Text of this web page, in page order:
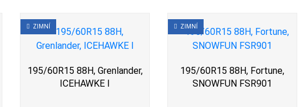
ZIMNÍ
195/60R15 88H, Grenlander,
ICEHAWKE I
ZIMNÍ
195/60R15 88H, Fortune,
SNOWFUN FSR901